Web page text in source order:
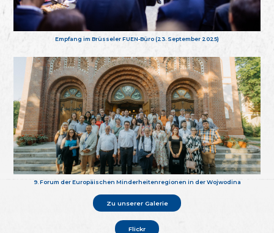
Empfang im Brüsseler FUEN-Büro (23. September 2025)
9. Forum der Europäischen Minderheitenregionen in der Wojwodina
Zu unserer Galerie
Flickr